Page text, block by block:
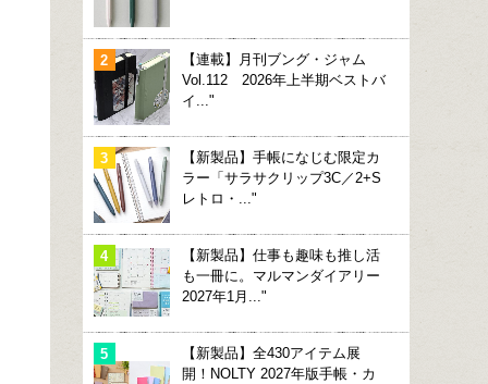
【連載】月刊ブング・ジャム
Vol.112 2026年上半期ベストバ
イ..."
【新製品】手帳になじむ限定カ
ラー「サラサクリップ3C／2+S
レトロ・..."
【新製品】仕事も趣味も推し活
も一冊に。マルマンダイアリー
2027年1月..."
【新製品】全430アイテム展
開！NOLTY 2027年版手帳・カ